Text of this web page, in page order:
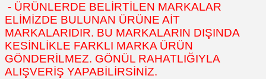
- ÜRÜNLERDE BELİRTİLEN MARKALAR
ELİMİZDE BULUNAN ÜRÜNE AİT
MARKALARIDIR. BU MARKALARIN DIŞINDA
KESİNLİKLE FARKLI MARKA ÜRÜN
GÖNDERİLMEZ. GÖNÜL RAHATLIĞIYLA
ALIŞVERİŞ YAPABİLİRSİNİZ.